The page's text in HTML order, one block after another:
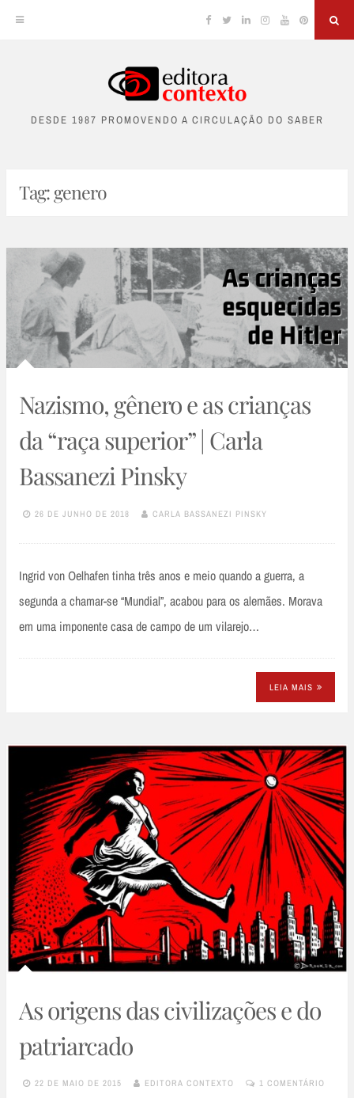
content
Facebook
TwitterLinkedinInstagram
YouTubePinterest
DESDE 1987 PROMOVENDO A CIRCULAÇÃO DO SABER
Tag:genero
Nazismo, gênero e as crianças
da “raça superior” | Carla
Bassanezi Pinsky
26 DE JUNHO DE 2018 CARLA BASSANEZI PINSKY
Ingrid von Oelhafen tinha três anos e meio quando a guerra, a
segunda a chamar-se “Mundial”, acabou para os alemães. Morava
em uma imponente casa de campo de um vilarejo…
LEIA MAIS
As origens das civilizações e do
patriarcado
22 DE MAIO DE 2015 EDITORA CONTEXTO 1 COMENTÁRIO